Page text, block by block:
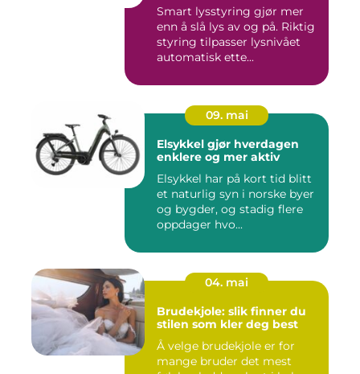
Smart lysstyring gjør mer
enn å slå lys av og på. Riktig
styring tilpasser lysnivået
automatisk ette...
09. mai
Elsykkel gjør hverdagen
enklere og mer aktiv
Elsykkel har på kort tid blitt
et naturlig syn i norske byer
og bygder, og stadig flere
oppdager hvo...
04. mai
Brudekjole: slik finner du
stilen som kler deg best
Å velge brudekjole er for
mange bruder det mest